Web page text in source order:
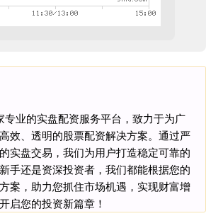
专业的实盘配资服务平台，致力于为广
效、透明的股票配资解决方案。通过严
实盘交易，我们为用户打造稳定可靠的
手还是资深投资者，我们都能根据您的
案，助力您抓住市场机遇，实现财富增
启您的投资新篇章！